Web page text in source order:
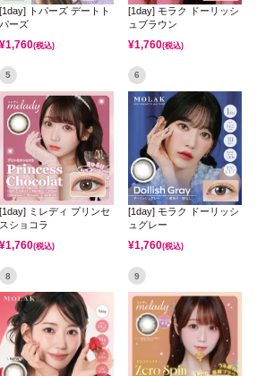
[1day] トパーズ デートト
パーズ
¥1,760(税込)
[1day] モラク ドーリッシ
ュブラウン
¥1,760(税込)
5
[1day] ミレディ プリンセ
スショコラ
¥1,760(税込)
6
[1day] モラク ドーリッシ
ュグレー
¥1,760(税込)
8 9